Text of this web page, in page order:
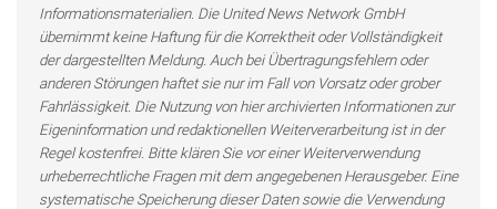
Informationsmaterialien. Die United News Network GmbH
übernimmt keine Haftung für die Korrektheit oder Vollständigkeit
der dargestellten Meldung. Auch bei Übertragungsfehlern oder
anderen Störungen haftet sie nur im Fall von Vorsatz oder grober
Fahrlässigkeit. Die Nutzung von hier archivierten Informationen zur
Eigeninformation und redaktionellen Weiterverarbeitung ist in der
Regel kostenfrei. Bitte klären Sie vor einer Weiterverwendung
urheberrechtliche Fragen mit dem angegebenen Herausgeber. Eine
systematische Speicherung dieser Daten sowie die Verwendung